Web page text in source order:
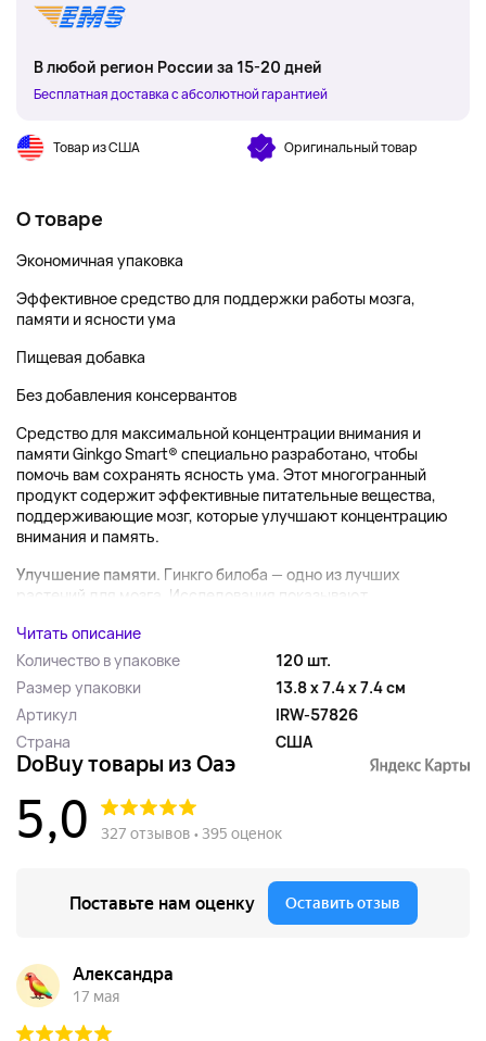
В любой регион России за 15-20 дней
Бесплатная доставка с абсолютной гарантией
Товар из США Оригинальный товар
О товаре
Экономичная упаковка
Эффективное средство для поддержки работы мозга,
памяти и ясности ума
Пищевая добавка
Без добавления консервантов
Средство для максимальной концентрации внимания и
памяти Ginkgo Smart® специально разработано, чтобы
помочь вам сохранять ясность ума. Этот многогранный
продукт содержит эффективные питательные вещества,
поддерживающие мозг, которые улучшают концентрацию
внимания и память.
Улучшение памяти. Гинкго билоба — одно из лучших
растений для мозга. Исследования показывают,...
Читать описание
Количество в упаковке
120 шт.
Размер упаковки
13.8 x 7.4 x 7.4 см
Артикул
IRW-57826
Страна
США